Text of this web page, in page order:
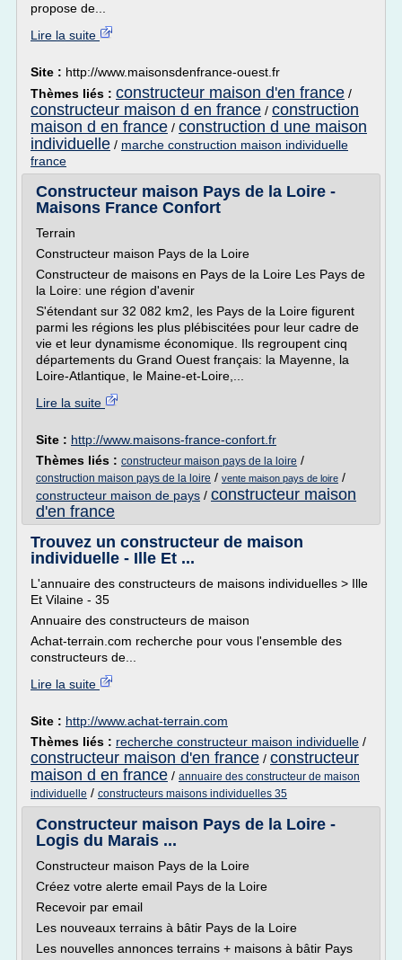
propose de...
Lire la suite
Site : http://www.maisonsdenfrance-ouest.fr
Thèmes liés : constructeur maison d'en france /
constructeur maison d en france / construction
maison d en france / construction d une maison
individuelle / marche construction maison individuelle
france
Constructeur maison Pays de la Loire -
Maisons France Confort
Terrain
Constructeur maison Pays de la Loire
Constructeur de maisons en Pays de la Loire Les Pays de
la Loire: une région d'avenir
S'étendant sur 32 082 km2, les Pays de la Loire figurent
parmi les régions les plus plébiscitées pour leur cadre de
vie et leur dynamisme économique. Ils regroupent cinq
départements du Grand Ouest français: la Mayenne, la
Loire-Atlantique, le Maine-et-Loire,...
Lire la suite
Site : http://www.maisons-france-confort.fr
Thèmes liés : constructeur maison pays de la loire /
construction maison pays de la loire / vente maison pays de loire /
constructeur maison de pays / constructeur maison
d'en france
Trouvez un constructeur de maison
individuelle - Ille Et ...
L'annuaire des constructeurs de maisons individuelles > Ille
Et Vilaine - 35
Annuaire des constructeurs de maison
Achat-terrain.com recherche pour vous l'ensemble des
constructeurs de...
Lire la suite
Site : http://www.achat-terrain.com
Thèmes liés : recherche constructeur maison individuelle /
constructeur maison d'en france / constructeur
maison d en france / annuaire des constructeur de maison
individuelle / constructeurs maisons individuelles 35
Constructeur maison Pays de la Loire -
Logis du Marais ...
Constructeur maison Pays de la Loire
Créez votre alerte email Pays de la Loire
Recevoir par email
Les nouveaux terrains à bâtir Pays de la Loire
Les nouvelles annonces terrains + maisons à bâtir Pays